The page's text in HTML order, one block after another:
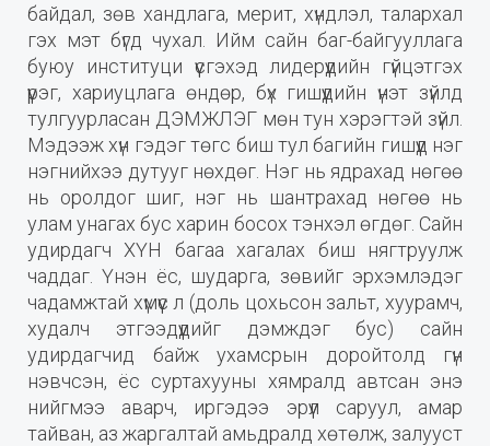
байдал, зөв хандлага, мерит, хүндлэл, талархал
гэх мэт бүгд чухал. Ийм сайн баг-байгууллага
буюу институци үүсгэхэд лидерүүдийн гүйцэтгэх
үүрэг, хариуцлага өндөр, бүх гишүүдийн үнэт зүйлд
тулгуурласан ДЭМЖЛЭГ мөн тун хэрэгтэй зүйл.
Мэдээж хүн гэдэг төгс биш тул багийн гишүүд нэг
нэгнийхээ дутууг нөхдөг. Нэг нь ядрахад нөгөө
нь оролдог шиг, нэг нь шантрахад нөгөө нь
улам унагах бус харин босох тэнхэл өгдөг. Сайн
удирдагч ХҮН багаа хагалах биш нягтруулж
чаддаг. Үнэн ёс, шударга, зөвийг эрхэмлэдэг
чадамжтай хүмүүс л (доль цохьсон зальт, хуурамч,
худалч этгээдүүдийг дэмждэг бус) сайн
удирдагчид байж ухамсрын доройтолд гүн
нэвчсэн, ёс суртахууны хямралд автсан энэ
нийгмээ аварч, иргэдээ эрүүл саруул, амар
тайван, аз жаргалтай амьдралд хөтөлж, залууст